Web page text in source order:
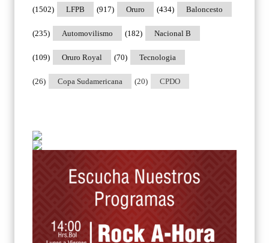
LFPB
(1502) Oruro
(917) Baloncesto
(434)
Automovilismo
(235) Nacional B
(182)
Oruro Royal
(109) Tecnologia
(70)
Copa Sudamericana
(26) CPDO
(20)